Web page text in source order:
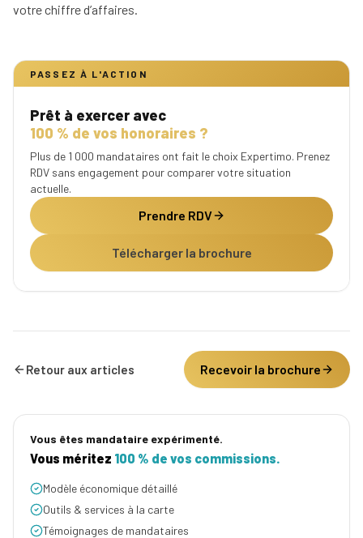
votre chiffre d’affaires.
PASSEZ À L'ACTION
Prêt à exercer avec
100 % de vos honoraires ?
Plus de 1 000 mandataires ont fait le choix Expertimo. Prenez
RDV sans engagement pour comparer votre situation
actuelle.
Prendre RDV
Télécharger la brochure
Retour aux articles Recevoir la brochure
Vous êtes mandataire expérimenté.
Vous méritez 100 % de vos commissions.
Modèle économique détaillé
Outils & services à la carte
Témoignages de mandataires